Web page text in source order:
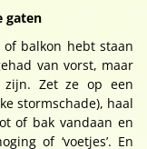
gaten
balkon hebt staan
van vorst, maar
Zet ze op een
stormschade), haal
of bak vandaan en
of ‘voetjes’. En